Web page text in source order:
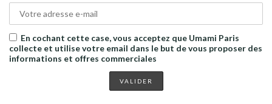
En cochant cette case, vous acceptez que Umami Paris
collecte et utilise votre email dans le but de vous proposer des
informations et offres commerciales